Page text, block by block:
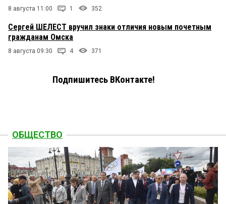
8 августа 11:00 1 352
Сергей ШЕЛЕСТ вручил знаки отличия новым почетным
гражданам Омска
8 августа 09:30 4 371
Подпишитесь ВКонтакте!
ОБЩЕСТВО